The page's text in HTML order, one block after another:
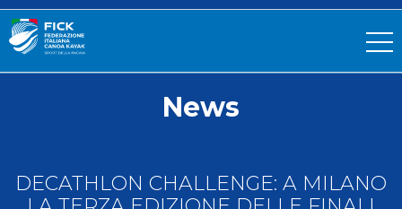
News
DECATHLON CHALLENGE: A MILANO